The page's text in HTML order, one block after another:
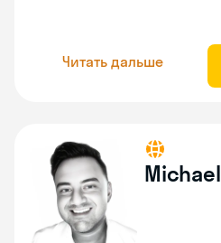
Читать дальше
Michael